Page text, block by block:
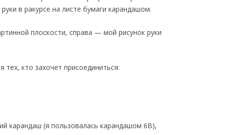
в ракурсе на листе бумаги карандашом.
плоскости, справа — мой рисунок руки
тех, кто захочет присоединиться:
карандаш (я пользовалась карандашом 6B),